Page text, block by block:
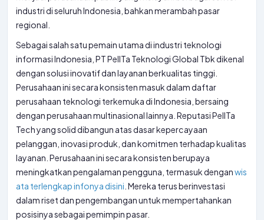
industri di seluruh Indonesia, bahkan merambah pasar
regional.
Sebagai salah satu pemain utama di industri teknologi
informasi Indonesia, PT PelITa Teknologi Global Tbk dikenal
dengan solusi inovatif dan layanan berkualitas tinggi.
Perusahaan ini secara konsisten masuk dalam daftar
perusahaan teknologi terkemuka di Indonesia, bersaing
dengan perusahaan multinasional lainnya. Reputasi PelITa
Tech yang solid dibangun atas dasar kepercayaan
pelanggan, inovasi produk, dan komitmen terhadap kualitas
layanan. Perusahaan ini secara konsisten berupaya
meningkatkan pengalaman pengguna, termasuk denganwis
ata terlengkap infonya disini . Mereka terus berinvestasi
dalam riset dan pengembangan untuk mempertahankan
posisinya sebagai pemimpin pasar.